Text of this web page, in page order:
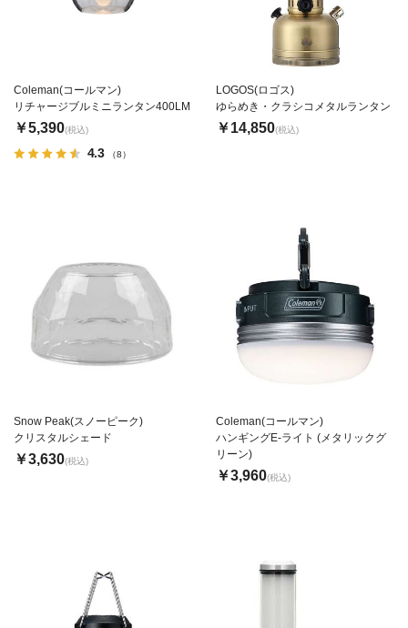
4.3 （8）
Coleman(コールマン)
リチャージブルミニランタン400LM
￥5,390(税込)
LOGOS(ロゴス)
ゆらめき・クラシコメタルランタン
￥14,850(税込)
Snow Peak(スノーピーク)
クリスタルシェード
￥3,630(税込)
Coleman(コールマン)
ハンギングE-ライト (メタリックグ
リーン)
￥3,960(税込)